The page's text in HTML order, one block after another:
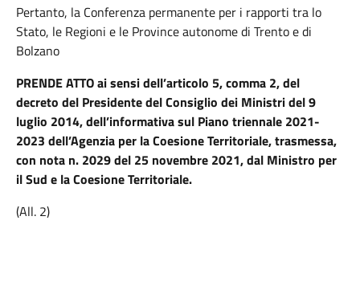
Pertanto, la Conferenza permanente per i rapporti tra lo
Stato, le Regioni e le Province autonome di Trento e di
Bolzano
PRENDE ATTO ai sensi dell’articolo 5, comma 2, del
decreto del Presidente del Consiglio dei Ministri del 9
luglio 2014, dell’informativa sul Piano triennale 2021-
2023 dell’Agenzia per la Coesione Territoriale, trasmessa,
con nota n. 2029 del 25 novembre 2021, dal Ministro per
il Sud e la Coesione Territoriale.
(All. 2)